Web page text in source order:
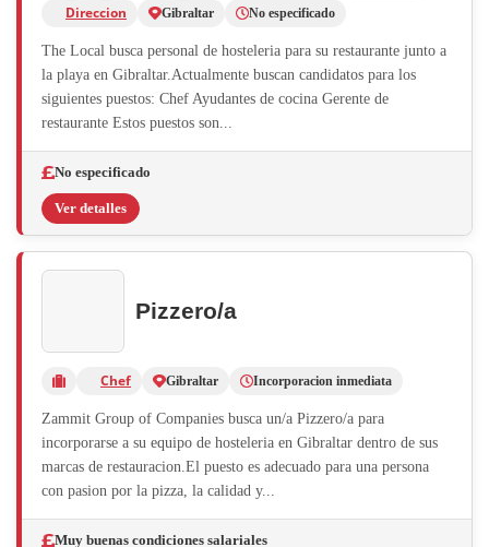
Direccion
Gibraltar No especificado
The Local busca personal de hosteleria para su restaurante junto a
la playa en Gibraltar.Actualmente buscan candidatos para los
siguientes puestos: Chef Ayudantes de cocina Gerente de
restaurante Estos puestos son...
No especificado
Ver detalles
Pizzero/a
Chef Gibraltar Incorporacion inmediata
Zammit Group of Companies busca un/a Pizzero/a para
incorporarse a su equipo de hosteleria en Gibraltar dentro de sus
marcas de restauracion.El puesto es adecuado para una persona
con pasion por la pizza, la calidad y...
Muy buenas condiciones salariales